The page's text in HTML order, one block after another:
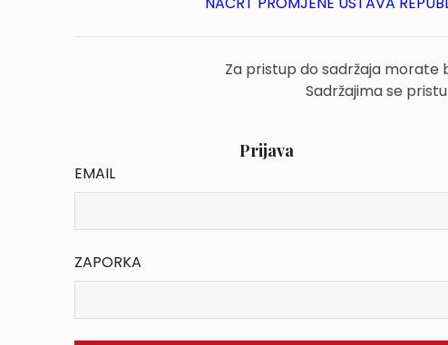
Za pristup do sadržaja
Sadržajima se
Prijava
EMAIL
ZAPORKA